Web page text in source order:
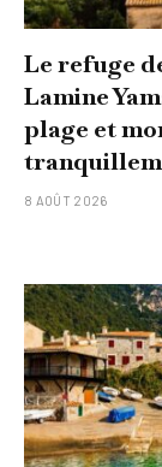
Le refuge
Lamine
plage et
8 AOÛT 2026